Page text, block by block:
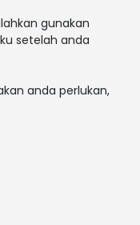
gunakan
setelah anda
anda perlukan,